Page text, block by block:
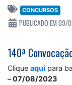
CONCURSOS
PUBLICADO EM
140ª
Clique aqui para
– 07/08/2023